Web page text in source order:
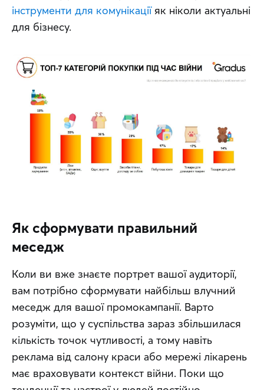
інструменти для комунікації як ніколи актуальні
для бізнесу.
Як сформувати правильний
меседж
Коли ви вже знаєте портрет вашої аудиторії,
вам потрібно сформувати найбільш влучний
меседж для вашої промокампанії. Варто
розуміти, що у суспільства зараз збільшилася
кількість точок чутливості, а тому навіть
реклама від салону краси або мережі лікарень
має враховувати контекст війни. Поки що